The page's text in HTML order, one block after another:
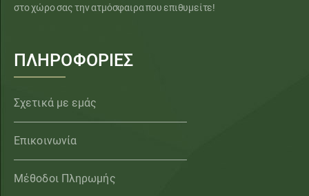
στο χώρο σας την ατμόσφαιρα που επιθυμείτε!
ΠΛΗΡΟΦΟΡΙΕΣ
Σχετικά με εμάς
Επικοινωνία
Μέθοδοι Πληρωμής